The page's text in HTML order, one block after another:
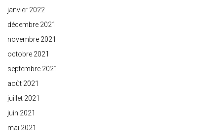
janvier 2022
décembre 2021
novembre 2021
octobre 2021
septembre 2021
août 2021
juillet 2021
juin 2021
mai 2021